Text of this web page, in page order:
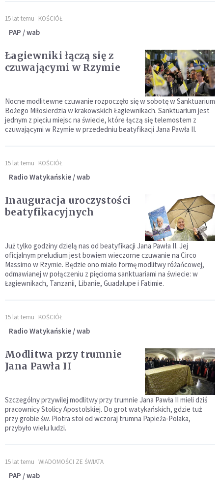
15 lat temu KOŚCIÓŁ
PAP / wab
Łagiewniki łączą się z
czuwającymi w Rzymie
Nocne modlitewne czuwanie rozpoczęło się w sobotę w Sanktuarium
Bożego Miłosierdzia w krakowskich Łagiewnikach. Sanktuarium jest
jednym z pięciu miejsc na świecie, które łączą się telemostem z
czuwającymi w Rzymie w przededniu beatyfikacji Jana Pawła II.
15 lat temu KOŚCIÓŁ
Radio Watykańskie / wab
Inauguracja uroczystości
beatyfikacyjnych
Już tylko godziny dzielą nas od beatyfikacji Jana Pawła II. Jej
oficjalnym preludium jest bowiem wieczorne czuwanie na Circo
Massimo w Rzymie. Będzie ono miało formę modlitwy różańcowej,
odmawianej w połączeniu z pięcioma sanktuariami na świecie: w
Łagiewnikach, Tanzanii, Libanie, Guadalupe i Fatimie.
15 lat temu KOŚCIÓŁ
Radio Watykańskie / wab
Modlitwa przy trumnie
Jana Pawła II
Szczególny przywilej modlitwy przy trumnie Jana Pawła II mieli dziś
pracownicy Stolicy Apostolskiej. Do grot watykańskich, gdzie tuż
przy grobie św. Piotra stoi od wczoraj trumna Papieża-Polaka,
przybyło wielu ludzi.
15 lat temu WIADOMOŚCI ZE ŚWIATA
PAP / wab